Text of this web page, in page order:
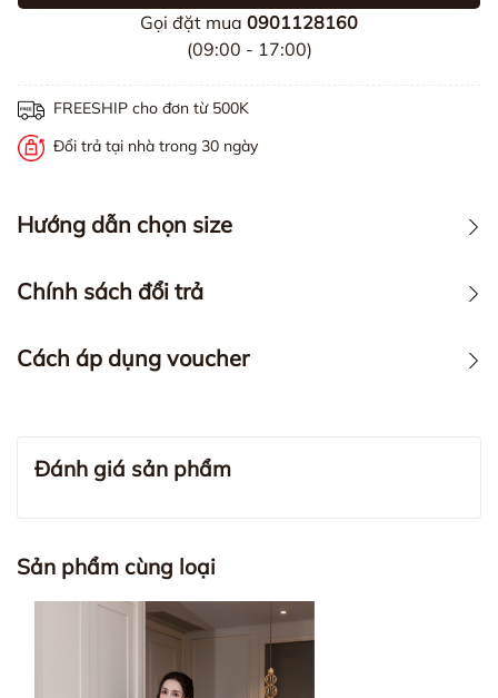
Gọi đặt mua 0901128160
(09:00 - 17:00)
FREESHIP cho đơn từ 500K
Đổi trả tại nhà trong 30 ngày
Hướng dẫn chọn size
Chính sách đổi trả
Cách áp dụng voucher
Đánh giá sản phẩm
Sản phẩm cùng loại